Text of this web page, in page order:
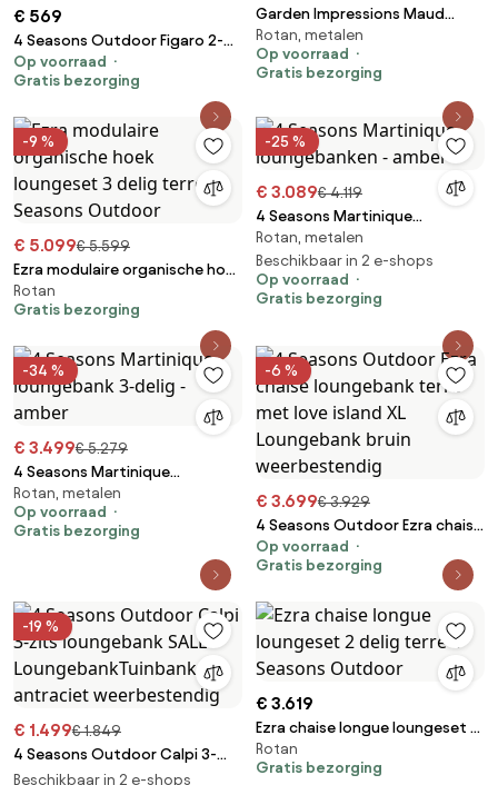
€ 569
4 Seasons Outdoor Figaro 2-
zitsbank links SALE antraciet
weerbestendig
Op voorraad
Gratis bezorging
Garden Impressions Maud
loungeset hoek 4-delig - taupe
Rotan, metalen
Op voorraad
Gratis bezorging
-9 %
€ 5.099€ 5.599
Ezra modulaire organische hoek
loungeset 3 delig terre 4
Seasons Outdoor
Rotan
Gratis bezorging
-25 %
€ 3.089€ 4.119
4 Seasons Martinique
loungebanken - amber
Rotan, metalen
Beschikbaar in 2 e-shops
Op voorraad
Gratis bezorging
-34 %
€ 3.499€ 5.279
4 Seasons Martinique
loungebank 3-delig - amber
Rotan, metalen
Op voorraad
Gratis bezorging
-6 %
€ 3.699€ 3.929
4 Seasons Outdoor Ezra chaise
loungebank terre met love
island XL Loungebank bruin
Op voorraad
Gratis bezorging
-19 %
€ 1.499€ 1.849
4 Seasons Outdoor Calpi 3-
zits loungebank SALE
Beschikbaar in 2 e-shops
€ 3.619
Ezra chaise longue loungeset 2
delig terre 4 Seasons Outdoor
Rotan
Gratis bezorging